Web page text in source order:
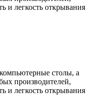
и легкость открывания
столы, а
производителей,
и легкость открывания